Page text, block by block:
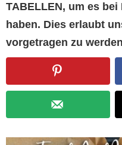
TABELLEN, um es
haben. Dies erlaubt
vorgetragen zu